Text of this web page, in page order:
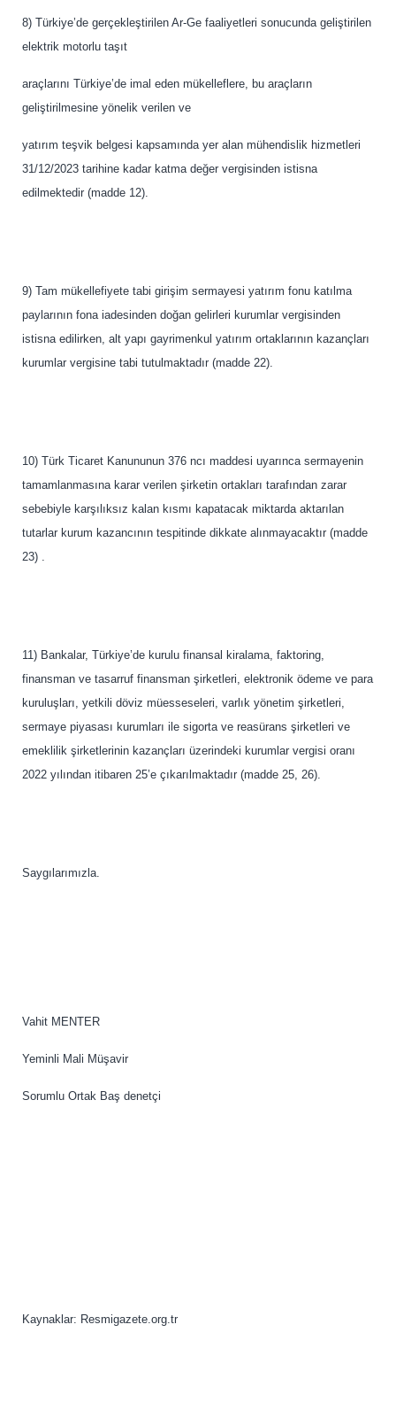
8) Türkiye’de gerçekleştirilen Ar-Ge faaliyetleri sonucunda geliştirilen
elektrik motorlu taşıt
araçlarını Türkiye’de imal eden mükelleflere, bu araçların
geliştirilmesine yönelik verilen ve
yatırım teşvik belgesi kapsamında yer alan mühendislik hizmetleri
31/12/2023 tarihine kadar katma değer vergisinden istisna
edilmektedir (madde 12).
9) Tam mükellefiyete tabi girişim sermayesi yatırım fonu katılma
paylarının fona iadesinden doğan gelirleri kurumlar vergisinden
istisna edilirken, alt yapı gayrimenkul yatırım ortaklarının kazançları
kurumlar vergisine tabi tutulmaktadır (madde 22).
10) Türk Ticaret Kanununun 376 ncı maddesi uyarınca sermayenin
tamamlanmasına karar verilen şirketin ortakları tarafından zarar
sebebiyle karşılıksız kalan kısmı kapatacak miktarda aktarılan
tutarlar kurum kazancının tespitinde dikkate alınmayacaktır (madde
23) .
11) Bankalar, Türkiye’de kurulu finansal kiralama, faktoring,
finansman ve tasarruf finansman şirketleri, elektronik ödeme ve para
kuruluşları, yetkili döviz müesseseleri, varlık yönetim şirketleri,
sermaye piyasası kurumları ile sigorta ve reasürans şirketleri ve
emeklilik şirketlerinin kazançları üzerindeki kurumlar vergisi oranı
2022 yılından itibaren 25’e çıkarılmaktadır (madde 25, 26).
Saygılarımızla.
Vahit MENTER
Yeminli Mali Müşavir
Sorumlu Ortak Baş denetçi
Kaynaklar: Resmigazete.org.tr